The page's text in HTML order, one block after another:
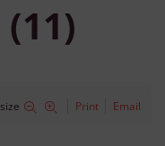
Print Email